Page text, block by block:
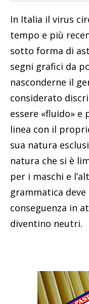
In Italia il virus
tempo e più
sotto forma di
segni grafici da
nasconderne il
considerato
essere «fluido» e
linea con il
sua natura
natura che si è
per i maschi e
grammatica
conseguenza in
diventino neutri.